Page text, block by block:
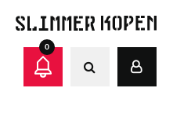
0